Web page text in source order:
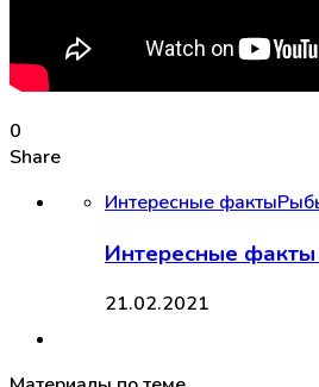
0
Share
Интересные факты
Интересные
21.02.2021